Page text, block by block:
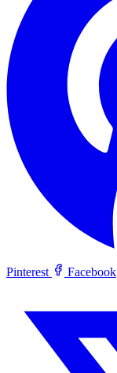
Pinterest Facebook